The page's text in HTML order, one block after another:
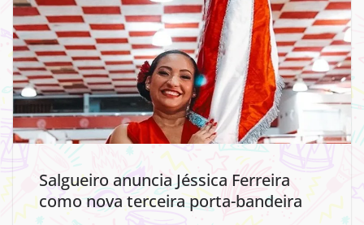
Salgueiro anuncia Jéssica Ferreira
como nova terceira porta-bandeira